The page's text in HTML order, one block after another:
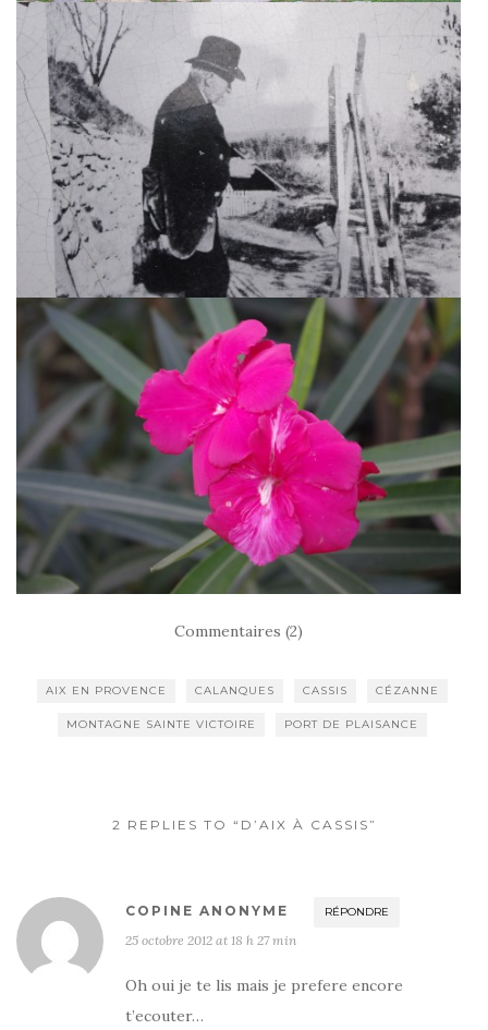
Commentaires (2)
AIX EN PROVENCE CALANQUES CASSIS CÉZANNE
MONTAGNE SAINTE VICTOIRE PORT DE PLAISANCE
2 REPLIES TO “D’AIX À CASSIS”
COPINE ANONYME RÉPONDRE
25 octobre 2012 at 18 h 27 min
Oh oui je te lis mais je prefere encore
t’ecouter…